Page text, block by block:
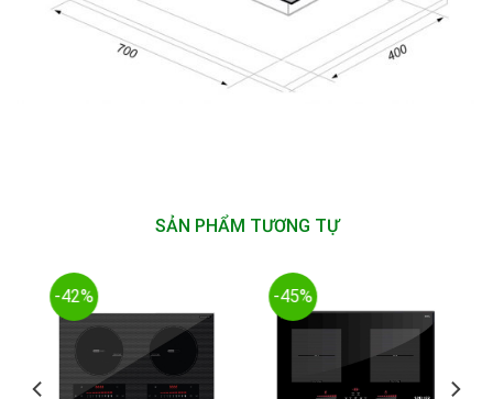
SẢN PHẨM TƯƠNG TỰ
-42% -45%